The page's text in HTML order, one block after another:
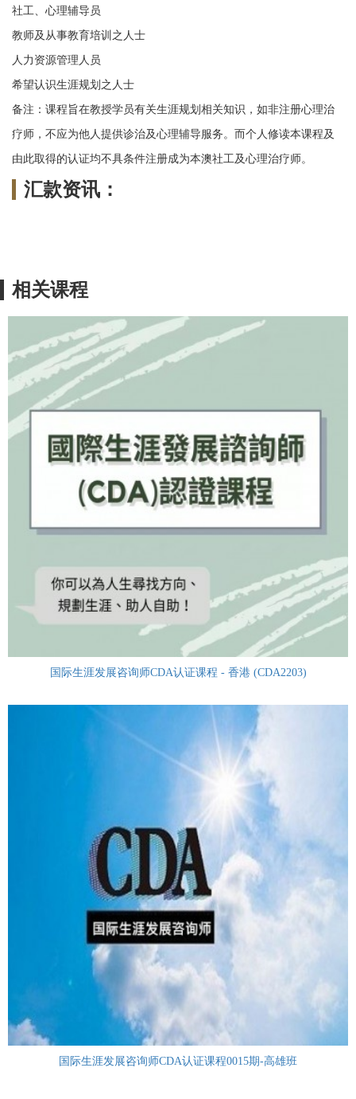
社工、心理辅导员
教师及从事教育培训之人士
人力资源管理人员
希望认识生涯规划之人士
备注：课程旨在教授学员有关生涯规划相关知识，如非注册心理治
疗师，不应为他人提供诊治及心理辅导服务。而个人修读本课程及
由此取得的认证均不具条件注册成为本澳社工及心理治疗师。
汇款资讯：
相关课程
国际生涯发展咨询师CDA认证课程 - 香港 (CDA2203)
国际生涯发展咨询师CDA认证课程0015期-高雄班